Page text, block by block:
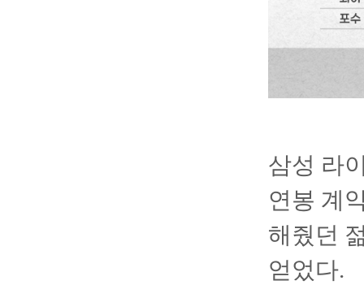
삼성 라
연봉 계
해줬던
얻었다.